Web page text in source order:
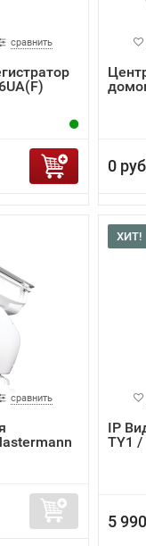
сравнить
0
сравнить
ХИТ!
IP
TY1 /
5